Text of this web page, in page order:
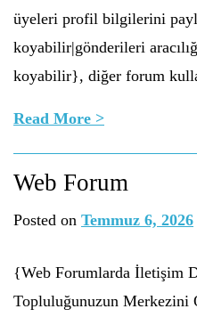
üyeleri profil bilgilerini
koyabilir|gönderileri
koyabilir}, diğer forum
Read More >
Web Forum
Posted on Temmuz 6, 2026
{Web Forumlarda İletişim
Topluluğunuzun Merkezini